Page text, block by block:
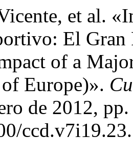
et al.
El Gran
of a
Europe)».
de 2012,
ccd.v7i19.23.